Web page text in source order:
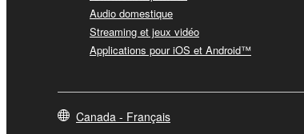
Audio domestique
Streaming et jeux vidéo
Applications pour iOS et Android™
Canada - Français